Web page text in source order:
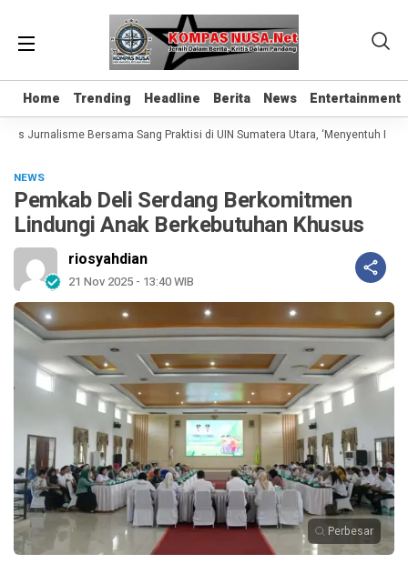
Home Trending Headline Berita News Entertainment
Home Trending Headline Berita News Entertainment
Jurnalisme Bersama Sang Praktisi di UIN Sumatera Utara, ‘Menyentuh Hati
NEWS
Pemkab Deli Serdang Berkomitmen
Lindungi Anak Berkebutuhan Khusus
riosyahdian
21 Nov 2025 - 13:40 WIB
Perbesar